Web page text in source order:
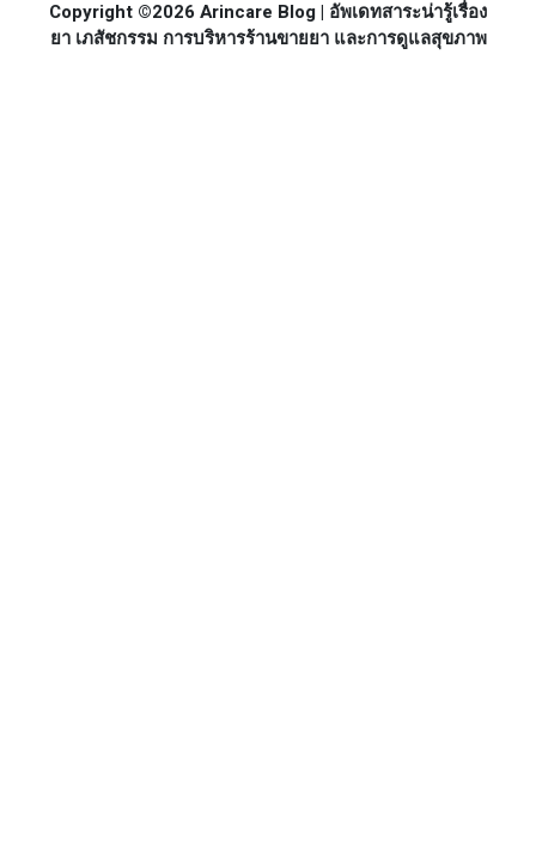
Copyright ©2026 Arincare Blog | อัพเดทสาระน่ารู้เรื่อง
ยา เภสัชกรรม การบริหารร้านขายยา และการดูแลสุขภาพ